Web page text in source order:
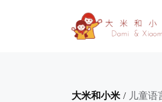
大米和小米 / 儿童语